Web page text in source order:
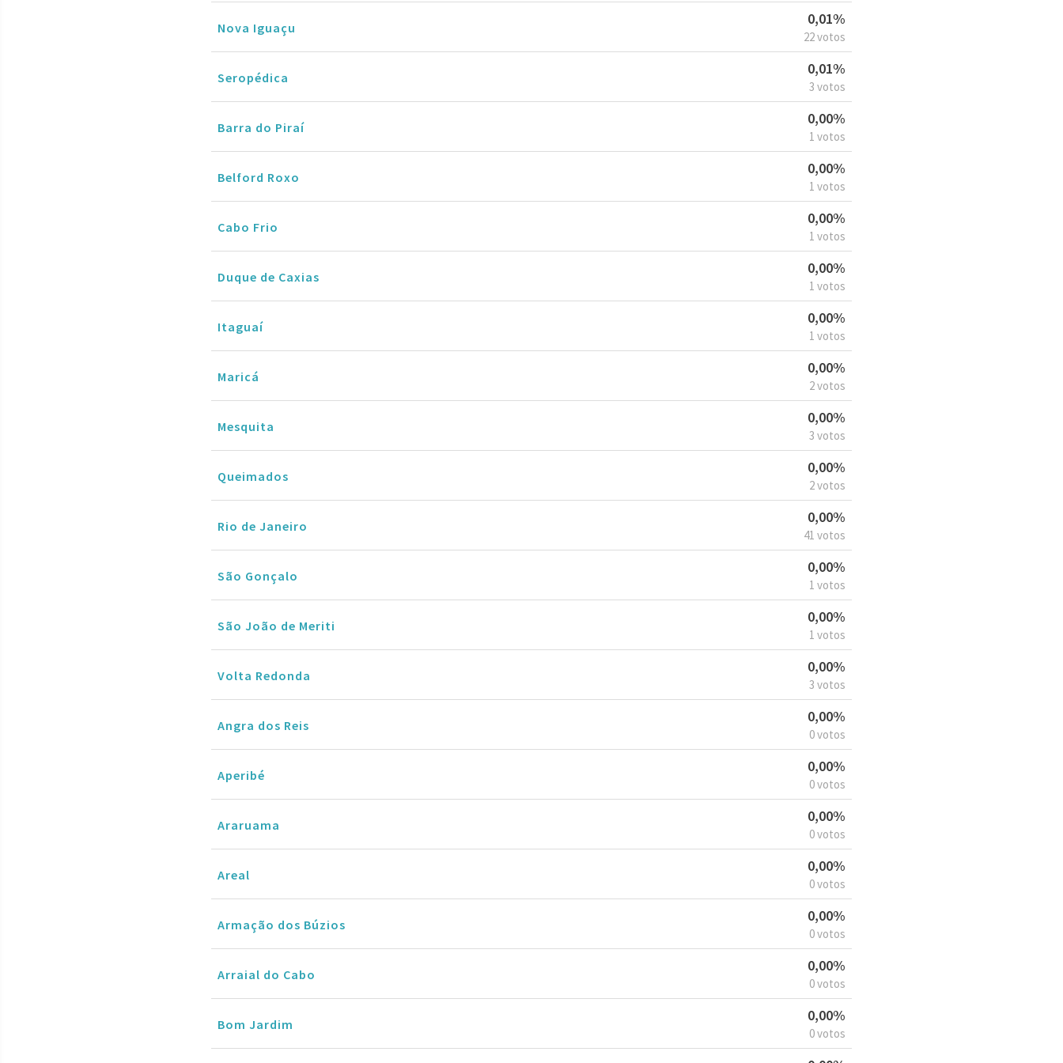
Nova Iguaçu
0,01%
22 votos
Seropédica
0,01%
3 votos
Barra do Piraí
0,00%
1 votos
Belford Roxo
0,00%
1 votos
Cabo Frio
0,00%
1 votos
Duque de Caxias
0,00%
1 votos
Itaguaí
0,00%
1 votos
Maricá
0,00%
2 votos
Mesquita
0,00%
3 votos
Queimados
0,00%
2 votos
Rio de Janeiro
0,00%
41 votos
São Gonçalo
0,00%
1 votos
São João de Meriti
0,00%
1 votos
Volta Redonda
0,00%
3 votos
Angra dos Reis
0,00%
0 votos
Aperibé
0,00%
0 votos
Araruama
0,00%
0 votos
Areal
0,00%
0 votos
Armação dos Búzios
0,00%
0 votos
Arraial do Cabo
0,00%
0 votos
Bom Jardim
0,00%
0 votos